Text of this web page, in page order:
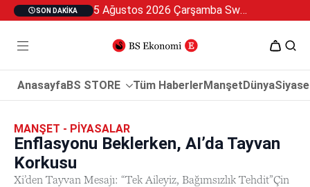
SON DAKIKA 5 Ağustos 2026 Çarşamba Swan Özel 2
AnasayfaBS STORE Tüm HaberlerManşetDünya
MANŞET - PIYASALAR
Enflasyonu Beklerken, AI’da Tayvan
Korkusu
Xi’den Tayvan Mesajı: “Tek Aileyiz, Bağımsızlık Tehdit”Çin